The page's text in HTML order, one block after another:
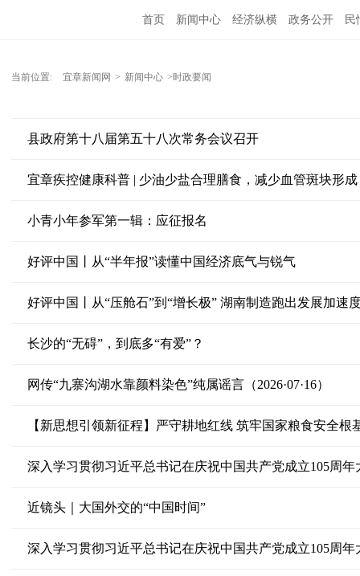
首页 新闻中心 经济纵横 政务公开 民
当前位置: 宜章新闻网 > 新闻中心 >时政要闻
县政府第十八届第五十八次常务会议召开
宜章疾控健康科普 | 少油少盐合理膳食，减少血管斑块形成
小青小年参军第一辑：应征报名
好评中国丨从“半年报”读懂中国经济底气与锐气
好评中国丨从“压舱石”到“增长极” 湖南制造跑出发展加速
长沙的“无碍”，到底多“有爱”？
网传“九寨沟湖水靠颜料染色”纯属谣言（2026·07·16）
【新思想引领新征程】严守耕地红线 筑牢国家粮食安全根
深入学习贯彻习近平总书记在庆祝中国共产党成立105周
近镜头｜大国外交的“中国时间”
深入学习贯彻习近平总书记在庆祝中国共产党成立105周